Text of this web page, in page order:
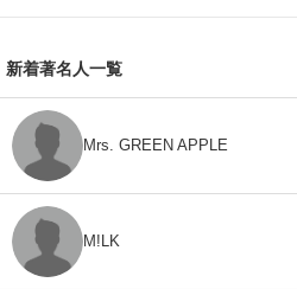
新着著名人一覧
Mrs. GREEN APPLE
M!LK